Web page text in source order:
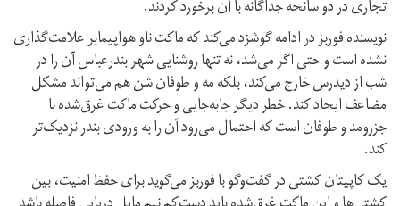
تجاری در دو سانحه جداگانه با آن برخورد کردند.
نویسنده فوربز در ادامه گوشزد می‌کند که ماکت ناو هواپیمابر علامت‌گذاری
نشده است و حتی اگر می‌شد، نه تنها روشنایی شهر بندرعباس آن را در
شب از دیدرس خارج می‌کند، بلکه مه و طوفان شن هم می‌تواند مشکل
مضاعف ایجاد کند. خطر دیگر جابه‌جایی و حرکت ماکت غرق‌شده با
جزر‌و‌مد و طوفان است که احتمال می‌رود آن را به ورودی بندر نزدیک‌تر
کند.
یک کاپیتان کشتی در گفت‌و‌گو با فوربز می‌گوید برای حفظ امنیت، بین